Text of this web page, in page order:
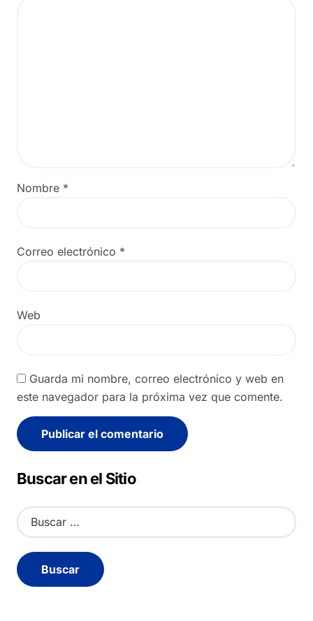
Nombre *
Correo electrónico *
Web
Guarda mi nombre, correo electrónico y web en
este navegador para la próxima vez que comente.
Buscar en el Sitio
B
u
c
a